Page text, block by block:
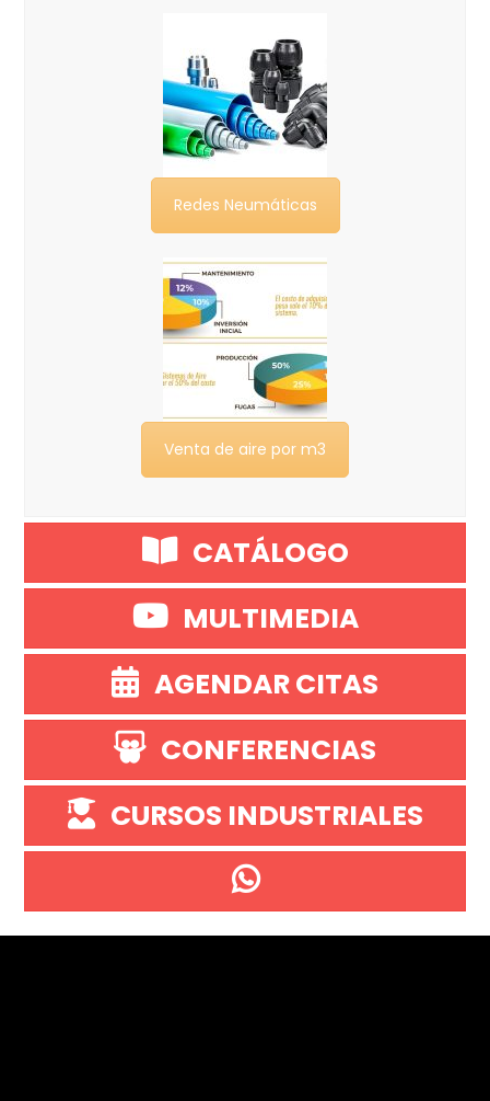
Redes Neumáticas
Venta de aire por m3
CATÁLOGO
MULTIMEDIA
AGENDAR CITAS
CONFERENCIAS
CURSOS INDUSTRIALES